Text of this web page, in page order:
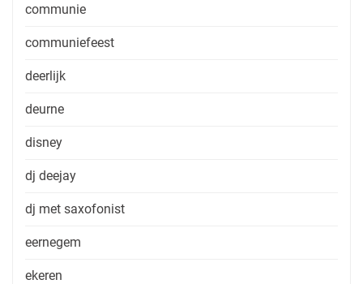
communie
communiefeest
deerlijk
deurne
disney
dj deejay
dj met saxofonist
eernegem
ekeren